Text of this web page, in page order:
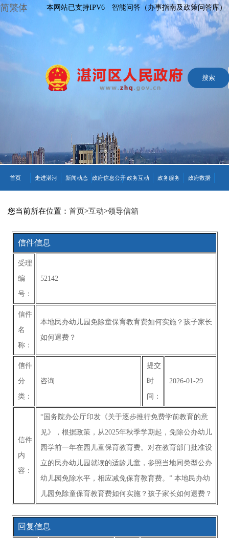
简繁体 本网站已支持IPV6 智能问答（办事指南及政策问答库）
首页 走进湛河 新闻动态 政府信息公开政务互动 政务服务 政府数据
您当前所在位置： 首页>互动>领导信箱
信件信息
受理
编
号：
52142
信件
名
称：
本地民办幼儿园免除童保育教育费如何实施？孩子家长
如何退费？
信件
分
类：
咨询
提交
时
间：
2026-01-29
信件
内
容：
“国务院办公厅印发《关于逐步推行免费学前教育的意
见》，根据政策，从2025年秋季学期起，免除公办幼儿
园学前一年在园儿童保育教育费。对在教育部门批准设
立的民办幼儿园就读的适龄儿童，参照当地同类型公办
幼儿园免除水平，相应减免保育教育费。” 本地民办幼
儿园免除童保育教育费如何实施？孩子家长如何退费？
回复信息